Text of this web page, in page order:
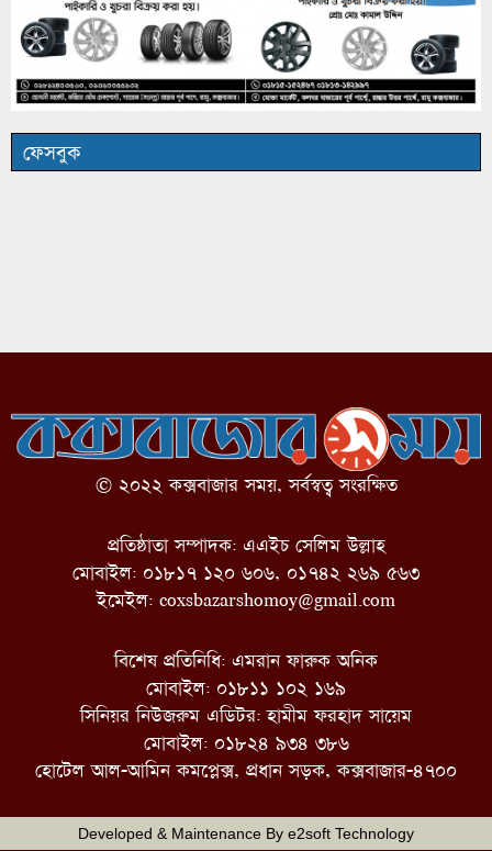
ফেসবুক
© ২০২২ কক্সবাজার সময়, সর্বস্বত্ব সংরক্ষিত
প্রতিষ্ঠাতা সম্পাদক: এএইচ সেলিম উল্লাহ
মোবাইল: ০১৮১৭ ১২০ ৬০৬, ০১৭৪২ ২৬৯ ৫৬৩
ইমেইল: coxsbazarshomoy@gmail.com
বিশেষ প্রতিনিধি: এমরান ফারুক অনিক
মোবাইল: ০১৮১১ ১০২ ১৬৯
সিনিয়র নিউজরুম এডিটর: হামীম ফরহাদ সায়েম
মোবাইল: ০১৮২৪ ৯৩৪ ৩৮৬
হোটেল আল-আমিন কমপ্লেক্স, প্রধান সড়ক, কক্সবাজার-৪৭০০
Developed & Maintenance By e2soft Technology